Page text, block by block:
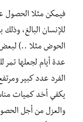
فيمكن مثلا الحصول
للإنسان البالغ،
الحوض مثلا ..) لبعض
عدة أيام لجعلها تمر
الفرد عدد كبير
يكفي أخد كميات
والعزل من أجل